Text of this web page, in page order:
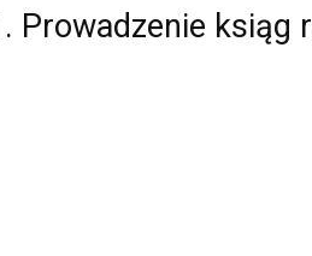
Prowadzenie ksiąg